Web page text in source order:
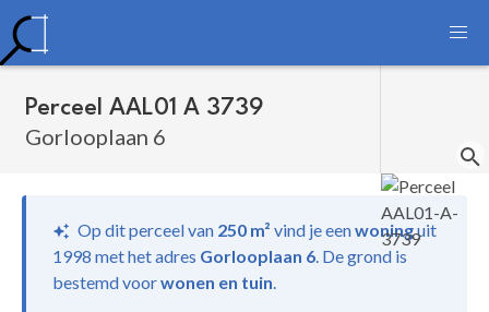
Perceel AAL01 A 3739
Gorlooplaan 6
Op dit perceel van 250 m² vind jeeenwoninguit
1998 met het adres Gorlooplaan 6. De grond is
bestemd voorwonen en tuin.